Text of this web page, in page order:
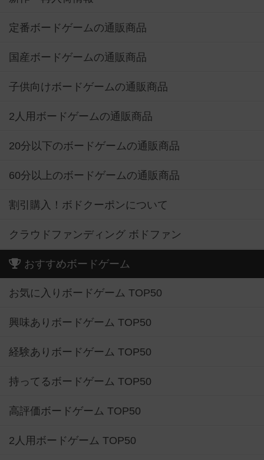
定番ボードゲームの通販商品
国産ボードゲームの通販商品
子供向けボードゲームの通販商品
2人用ボードゲームの通販商品
20分以下のボードゲームの通販商品
60分以上のボードゲームの通販商品
割引購入！ボドクーポンについて
クラウドファンディング ボドファン
おすすめボードゲーム
お気に入りボードゲーム TOP50
興味ありボードゲーム TOP50
経験ありボードゲーム TOP50
持ってるボードゲーム TOP50
高評価ボードゲーム TOP50
2人用ボードゲーム TOP50